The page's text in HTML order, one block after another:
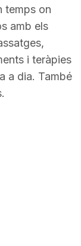
temps on
amb els
i teràpies
a dia. També